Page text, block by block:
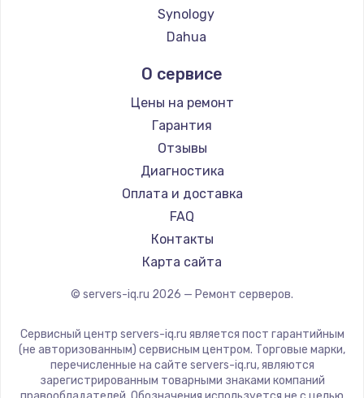
Замена тачпада
990 руб.
Заказать
Замена динамика
1500 руб.
Замена экрана
1530 руб.
Заказать
Замена шлейфа матрицы
Заказать
Замена USB порта
Synology
Dahua
О сервисе
Цены на ремонт
Гарантия
Отзывы
Диагностика
Оплата и доставка
FAQ
Контакты
Карта сайта
© servers-iq.ru 2026 — Ремонт серверов.
Сервисный центр servers-iq.ru является пост гарантийным
(не авторизованным) сервисным центром. Торговые марки,
перечисленные на сайте servers-iq.ru, являются
зарегистрированным товарными знаками компаний